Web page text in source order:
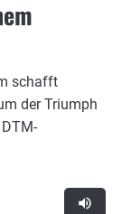
schafft
der Triumph